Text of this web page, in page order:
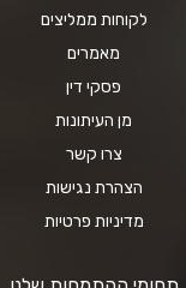
לקוחות ממליצים
מאמרים
פסקי דין
מן העיתונות
צרו קשר
הצהרת נגישות
מדיניות פרטיות